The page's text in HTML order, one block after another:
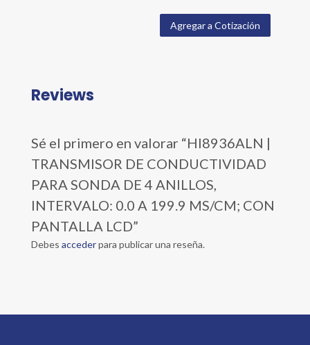
Agregar a Cotización
Reviews
Sé el primero en valorar “HI8936ALN |
TRANSMISOR DE CONDUCTIVIDAD
PARA SONDA DE 4 ANILLOS,
INTERVALO: 0.0 A 199.9 MS/CM; CON
PANTALLA LCD”
Debes accederpara publicar una reseña.